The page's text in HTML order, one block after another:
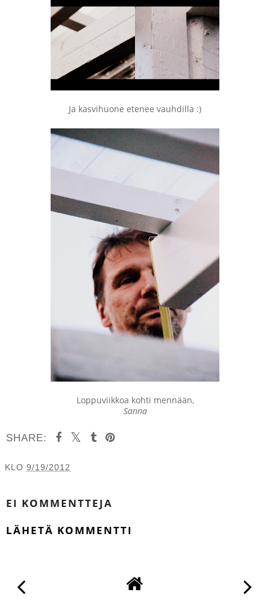
Ja kasvihuone etenee vauhdilla :)
Loppuviikkoa kohti mennään,
Sanna
SHARE:
KLO 9/19/2012
EI KOMMENTTEJA
LÄHETÄ KOMMENTTI